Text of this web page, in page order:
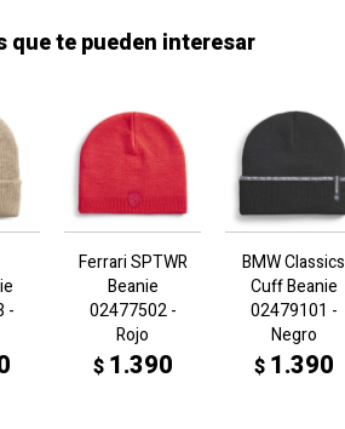
que te pueden interesar
-
Ferrari SPTWR
Beanie
02477502 -
Rojo
$ 1.390
BMW Classics
Cuff Beanie
02479101 -
Negro
$ 1.390